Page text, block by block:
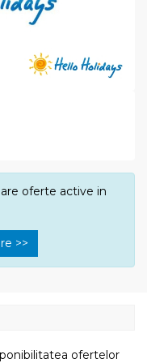
oferte active in
>>
ofertelor